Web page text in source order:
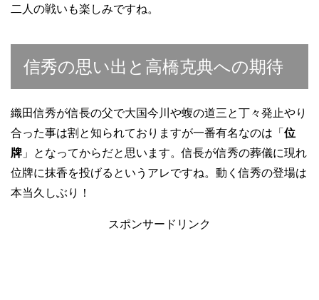
二人の戦いも楽しみですね。
信秀の思い出と高橋克典への期待
織田信秀が信長の父で大国今川や蝮の道三と丁々発止やり
合った事は割と知られておりますが一番有名なのは「 位
牌 」となってからだと思います。信長が信秀の葬儀に現れ
位牌に抹香を投げるというアレですね。動く信秀の登場は
本当久しぶり！
スポンサードリンク